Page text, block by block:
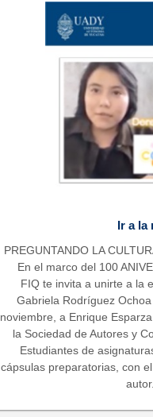
Ir a la
PREGUNTANDO LA
En el marco del 100
FIQ te invita a unirte a la
Gabriela Rodríguez
noviembre, a Enrique
la Sociedad de Autores y
Estudiantes de
cápsulas preparatorias, con
autor.